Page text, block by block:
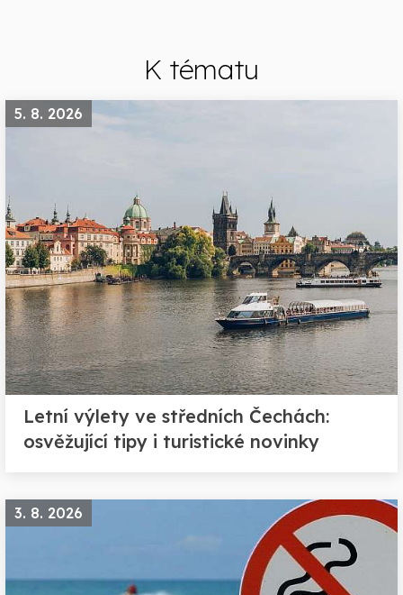
K tématu
5. 8. 2026
Letní výlety ve středních Čechách:
osvěžující tipy i turistické novinky
3. 8. 2026